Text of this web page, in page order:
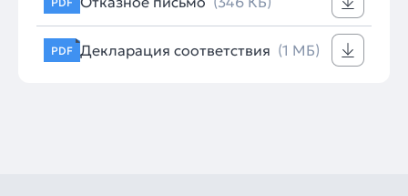
PDF Декларация соответствия (1 МБ)